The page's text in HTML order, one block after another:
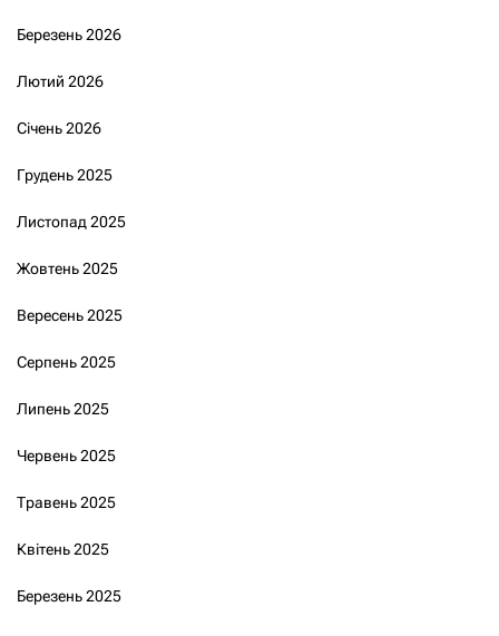
Березень 2026
Лютий 2026
Січень 2026
Грудень 2025
Листопад 2025
Жовтень 2025
Вересень 2025
Серпень 2025
Липень 2025
Червень 2025
Травень 2025
Квітень 2025
Березень 2025